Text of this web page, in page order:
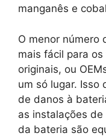
manganês e
O menor número
mais fácil para
originais, ou
um só lugar. Isso
de danos à
as instalações
da bateria são